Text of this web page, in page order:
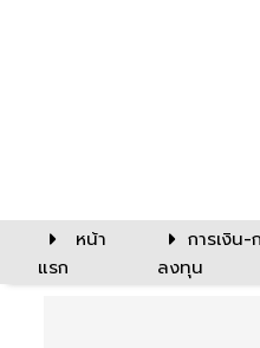
หน้า
แรก
การเงิน-
ลงทุน